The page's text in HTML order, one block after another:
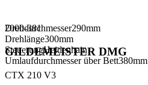
Drehdurchmesser290mm
Drehlänge300mm
SteuerungHeidenhain
Umlaufdurchmesser über Bett380mm
2000-381
GILDEMEISTER DMG
CTX 210 V3